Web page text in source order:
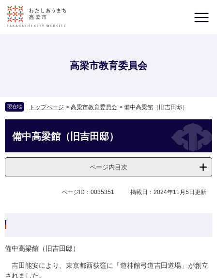
高梁市教育委員会
現在地 トップページ > 高梁市教育委員会 > 備中高梁館（旧吉田邸）
備中高梁館（旧吉田邸）
ページ内目次
ページID：0035351 掲載日：2024年11月5日更新
備中高梁館（旧吉田邸）
吉田能安により、東京都西荻窪に「遊神館弓道吉田道場」が創立
されました。